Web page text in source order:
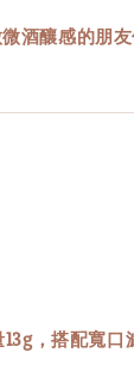
酒釀感的朋友
，搭配寬口